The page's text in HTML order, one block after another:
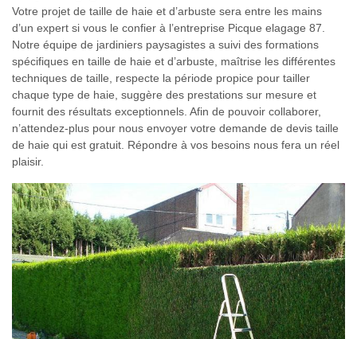
Votre projet de taille de haie et d’arbuste sera entre les mains
d’un expert si vous le confier à l’entreprise Picque elagage 87.
Notre équipe de jardiniers paysagistes a suivi des formations
spécifiques en taille de haie et d’arbuste, maîtrise les différentes
techniques de taille, respecte la période propice pour tailler
chaque type de haie, suggère des prestations sur mesure et
fournit des résultats exceptionnels. Afin de pouvoir collaborer,
n’attendez-plus pour nous envoyer votre demande de devis taille
de haie qui est gratuit. Répondre à vos besoins nous fera un réel
plaisir.